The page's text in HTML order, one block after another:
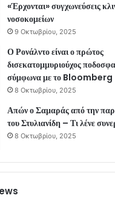
«Έρχονται» συγχωνεύσεις
νοσοκομείων
9 Οκτωβρίου, 2025
Ο Ρονάλντο είναι ο πρώτος
δισεκατομμυριούχος
σύμφωνα με το Bloomberg
8 Οκτωβρίου, 2025
Απών ο Σαμαράς από την
του Στυλιανίδη – Τι λένε
8 Οκτωβρίου, 2025